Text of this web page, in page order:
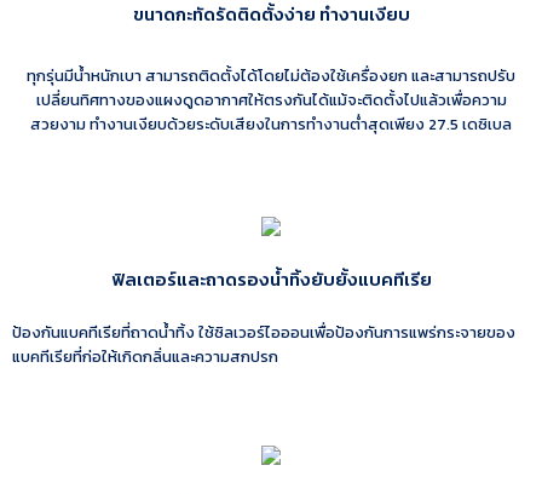
ขนาดกะทัดรัดติดตั้งง่าย ทำงานเงียบ
ทุกรุ่นมีน้ำหนักเบา สามารถติดตั้งได้โดยไม่ต้องใช้เครื่องยก และสามารถปรับ
เปลี่ยนทิศทางของแผงดูดอากาศให้ตรงกันได้แม้จะติดตั้งไปแล้วเพื่อความ
สวยงาม ทำงานเงียบด้วยระดับเสียงในการทำงานต่ำสุดเพียง 27.5 เดซิเบล
ฟิลเตอร์และถาดรองน้ำทิ้งยับยั้งแบคทีเรีย
ป้องกันแบคทีเรียที่ถาดน้ำทิ้ง ใช้ซิลเวอร์ไอออนเพื่อป้องกันการแพร่กระจายของ
แบคทีเรียที่ก่อให้เกิดกลิ่นและความสกปรก